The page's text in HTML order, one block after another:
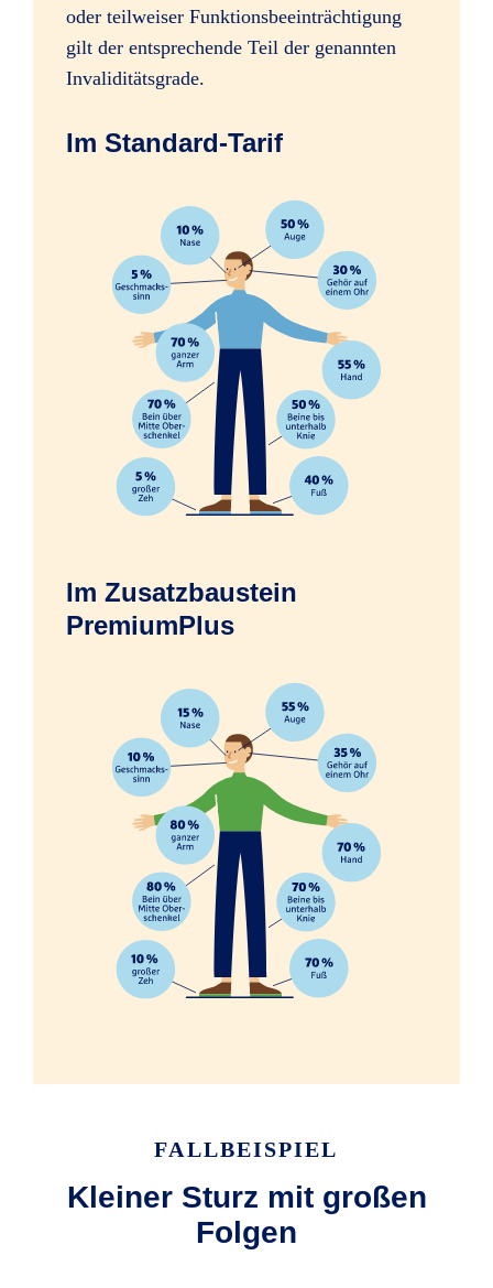
Sofortleistung bei schweren
Verletzungen, z.B. Amputation einer
ab 35 %
Psychologische Beratung nach
schweren Unfällen
Folgen psychischer und nervöser
Störungen
Erfrierungen infolge eines Unfalls
oder teilweiser Funktionsbeeinträchtigung
gilt der entsprechende Teil der genannten
Invaliditätsgrade.
Im Standard-Tarif
Im Zusatzbaustein
PremiumPlus
FALLBEISPIEL
Kleiner Sturz mit großen
Folgen